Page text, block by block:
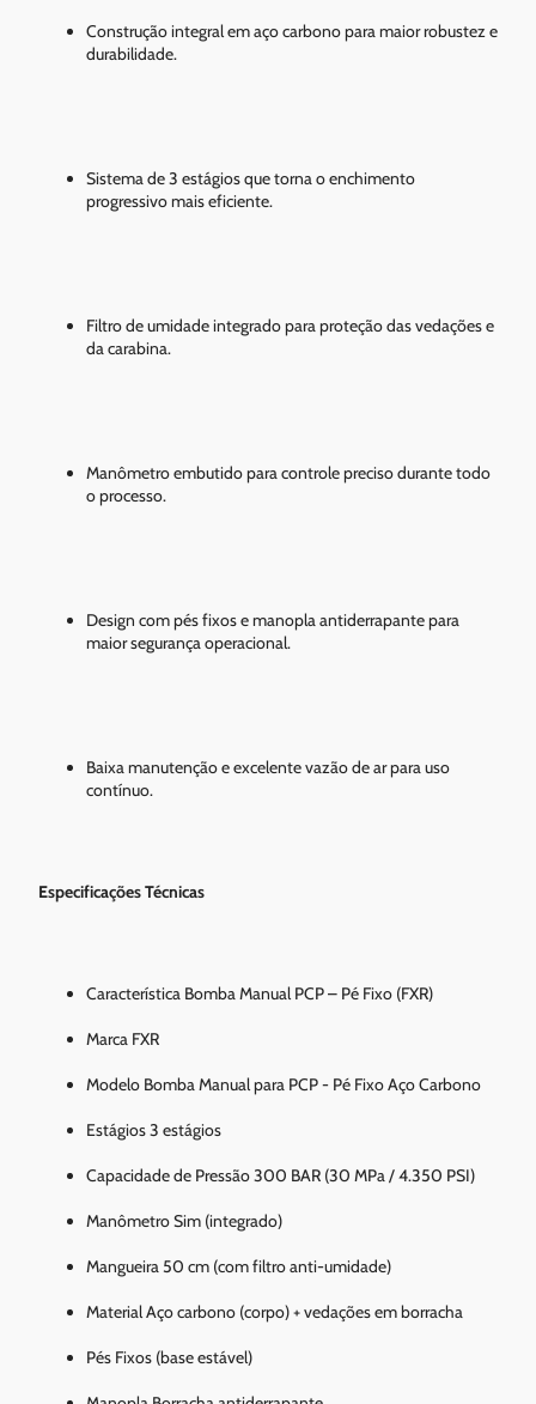
Construção integral em aço carbono para maior robustez e
durabilidade.
Sistema de 3 estágios que torna o enchimento
progressivo mais eficiente.
Filtro de umidade integrado para proteção das vedações e
da carabina.
Manômetro embutido para controle preciso durante todo
o processo.
Design com pés fixos e manopla antiderrapante para
maior segurança operacional.
Baixa manutenção e excelente vazão de ar para uso
contínuo.
Especificações Técnicas
Característica Bomba Manual PCP – Pé Fixo (FXR)
Marca FXR
Modelo Bomba Manual para PCP - Pé Fixo Aço Carbono
Estágios 3 estágios
Capacidade de Pressão 300 BAR (30 MPa / 4.350 PSI)
Manômetro Sim (integrado)
Mangueira 50 cm (com filtro anti-umidade)
Material Aço carbono (corpo) + vedações em borracha
Pés Fixos (base estável)